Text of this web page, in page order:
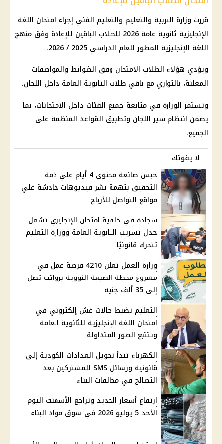
قررت وزارة التربية والتعليم والتعليم الفني إجراء امتحان اللغة
الإنجليزية ثانوية عامة 2026 للطلاب الباقين للإعادة وفق منهج
اللغة الإنجليزية المطور للعام الدراسي 2025 / 2026.
ويؤدي هؤلاء الطلاب الامتحان وفق الضوابط والمواصفات
المعلنة، بالتوازي مع باقي طلاب الثانوية العامة داخل اللجان.
وتستمر الوزارة في متابعة جميع الفئات داخل الامتحانات، بما
يضمن انتظام سير اللجان وتطبيق القواعد المنظمة على
الجميع.
لا يفوتك
حبس صانعة محتوى 4 أيام علي ذمة
التحقيق بتهمة نشر فيديوهات خادشة علي
مواقع التواصل للأرباح
سجادة في خلفية امتحان الإنجليزي تشعل
جدل تسريب الثانوية العامة ووزارة التعليم
تتحرك قانونيًا
وزارة العمل تعلن 4210 فرصة عمل في
مشروع محطة الضبعة النووية برواتب تصل
إلى 35 ألف جنيه
التعليم تضبط حالات غش إلكتروني في
امتحان اللغة الإنجليزية للثانوية العامة
وتتتبع الصور المتداولة
الكهرباء تبدأ تحويل العدادات الكودية إلى
قانونية ورسائل SMS للمشتركين بعد
التصالح في مخالفات البناء
ارتفاع أسعار الحديد وتراجع الأسمنت اليوم
الأحد 5 يوليو 2026 في سوق مواد البناء